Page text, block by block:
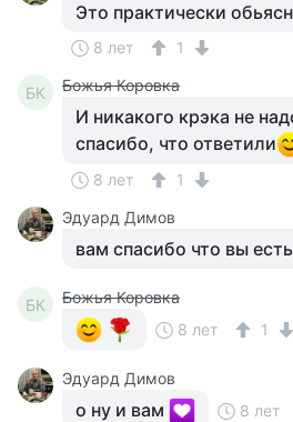
Это практически
8 лет 1
БК Божья Коровка
И никакого крэка не
спасибо, что ответили
8 лет
1
Эдуард Димов
вам спасибо что вы есть
БК
Божья Коровка
8 лет
1
Эдуард Димов
о ну и вам 8 лет